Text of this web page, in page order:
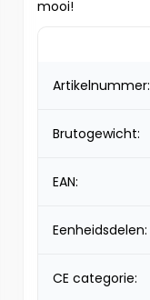
mooi!
Artikelnummer:
Brutogewicht:
EAN:
Eenheidsdelen:
CE categorie: